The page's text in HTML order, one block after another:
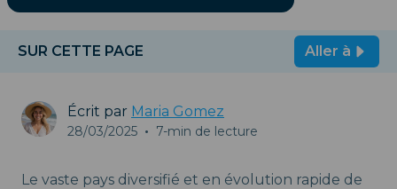
SUR CETTE PAGE Aller à
Écrit par Maria Gomez
28/03/2025 • 7-min de lecture
Le vaste pays diversifié et en évolution rapide de